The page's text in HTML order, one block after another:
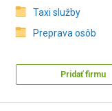
Taxi služby
Preprava osôb
Pridať firmu